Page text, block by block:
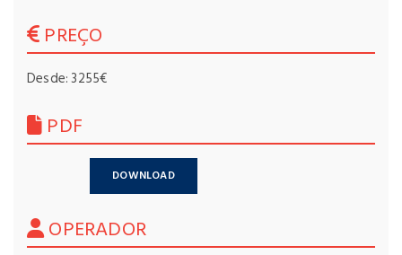
PREÇO
Desde: 3255€
PDF
DOWNLOAD
OPERADOR